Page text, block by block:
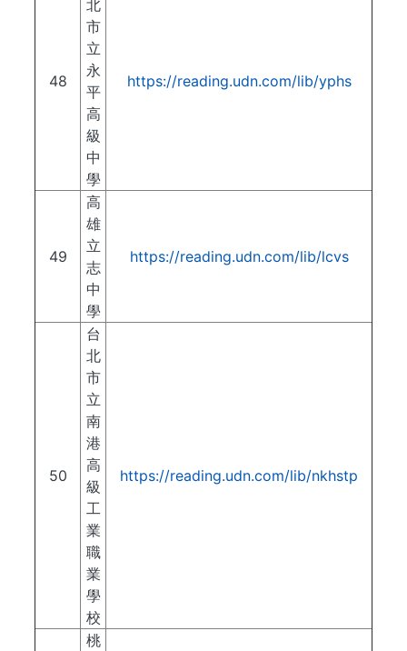
48
北
市
立
永
平
高
級
中
學
https://reading.udn.com/lib/yphs
49
高
雄
立
志
中
學
https://reading.udn.com/lib/lcvs
50
台
北
市
立
南
港
高
級
工
業
職
業
學
校
https://reading.udn.com/lib/nkhstp
桃